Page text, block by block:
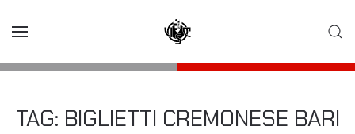
TAG: BIGLIETTI CREMONESE BARI